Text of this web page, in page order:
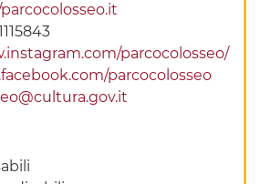
parcocolosseo/
parcocolosseo